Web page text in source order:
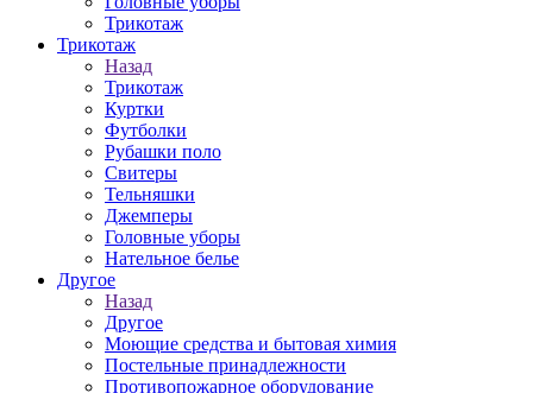
Трикотаж
Трикотаж
Назад
Трикотаж
Куртки
Футболки
Рубашки поло
Свитеры
Тельняшки
Джемперы
Головные уборы
Нательное белье
Другое
Назад
Другое
Моющие средства и бытовая химия
Постельные принадлежности
Противопожарное оборудование